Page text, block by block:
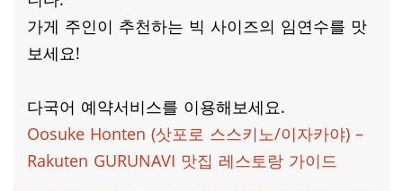
가게 주인이 추천하는 빅 사이즈의 임연수를 맛
보세요!
다국어 예약서비스를 이용해보세요.
Oosuke Honten (삿포로 스스키노/이자카야) –
Rakuten GURUNAVI 맛집 레스토랑 가이드